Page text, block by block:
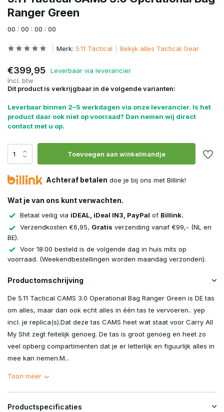
Ranger Green
00 : 00 : 00 : 00
Merk: 5.11 Tactical Bekijk alles Tactical Gear
€399,95
Leverbaar via leverancier
Incl. btw
Dit product is verkrijgbaar in de volgende varianten:
Leverbaar binnen 2–5 werkdagen via onze leverancier. Is het
product daar ook niet op voorraad? Dan nemen wij direct
contact met u op.
Toevoegen aan winkelmandje
Achteraf betalen doe je bij ons met Billink!
Wat je van ons kunt verwachten.
Betaal veilig via iDEAL, iDeal IN3, PayPal of Billink.
Verzendkosten €6,95, Gratis verzending vanaf €99,- (NL en
BE).
Voor 18:00 besteld is de volgende dag in huis mits op
voorraad. (Weekendbestellingen worden maandag verzonden).
Productomschrijving
De 5.11 Tactical CAMS 3.0 Operational Bag Ranger Green is DE tas
om alles, maar dan ook echt alles in één tas te vervoeren.. yep
incl. je replica(s).Dat deze tas CAMS heet wat staat voor Carry All
My Shit zegt feitelijk genoeg. De tas is groot genoeg en heet zo
veel opberg compartimenten dat je er letterlijk en figuurlijk alles in
mee kan nemen.M...
Toon meer
Productspecificaties